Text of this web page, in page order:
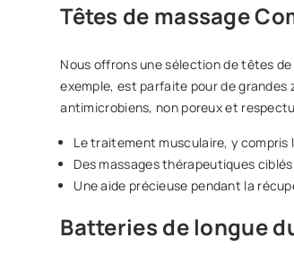
Têtes de massage
Nous offrons une sélection de têtes
exemple, est parfaite pour de grandes
antimicrobiens, non poreux et
Le traitement musculaire, y compris
Des massages thérapeutiques
Une aide précieuse pendant la
Batteries de longue